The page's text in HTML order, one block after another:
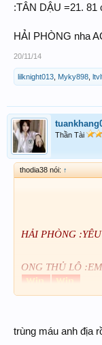
:TÂN DẬU =21. 81
HẢI PHÒNG nha
20/11/14
lilknight013 Myky898
Thần Tài
thodia38 nói: ↑
HẢI PHÒNG
ONG THỦ LÔ
TÂN mà TÂN =1
nên em TÂN DẬU
trùng máu anh địa